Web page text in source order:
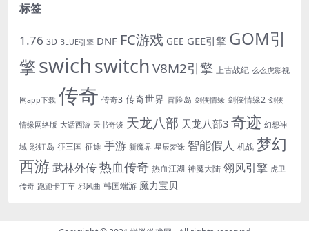
标签
1.76 3D BLUE引擎 DNF FC游戏 GEE GEE引擎 GOM引
擎swichswitchV8M2引擎 上古战纪 么么虎影视
网app下载 传奇 传奇3 传奇世界 冒险岛 剑侠情缘 剑侠情缘2 剑侠
情缘网络版 大话西游 天书奇谈 天龙八部 天龙八部3 奇迹 幻想神
域 彩虹岛 征三国 征途 手游 新魔界 星辰梦诛 智能假人 机战 梦幻
西游 武林外传热血传奇 热血江湖 神魔大陆 翎风引擎 虎卫
传奇 跑跑卡丁车 邪风曲 韩国端游 魔力宝贝